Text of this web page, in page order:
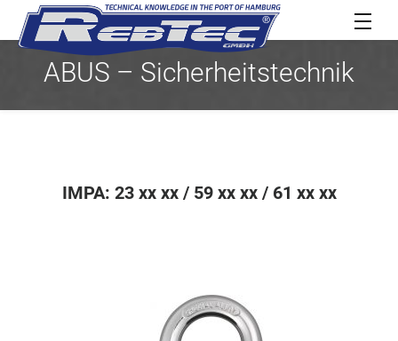
ABUS – Sicherheitstechnik
IMPA: 23 xx xx / 59 xx xx / 61 xx xx